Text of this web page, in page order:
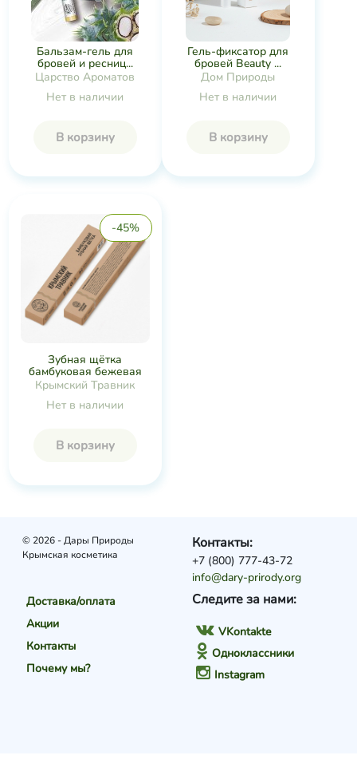
Бальзам-гель для
бровей и ресниц...
Царство Ароматов
Нет в наличии
В корзину
Гель-фиксатор для
бровей Beauty ...
Дом Природы
Нет в наличии
В корзину
-45%
Зубная щётка
бамбуковая бежевая
Крымский Травник
Нет в наличии
В корзину
© 2026 - Дары Природы
Крымская косметика
Доставка/оплата
Акции
Контакты
Почему мы?
Следите за нами:
VKontakte
Одноклассники
Instagram
Контакты:
+7 (800) 777-43-72
info@dary-prirody.org